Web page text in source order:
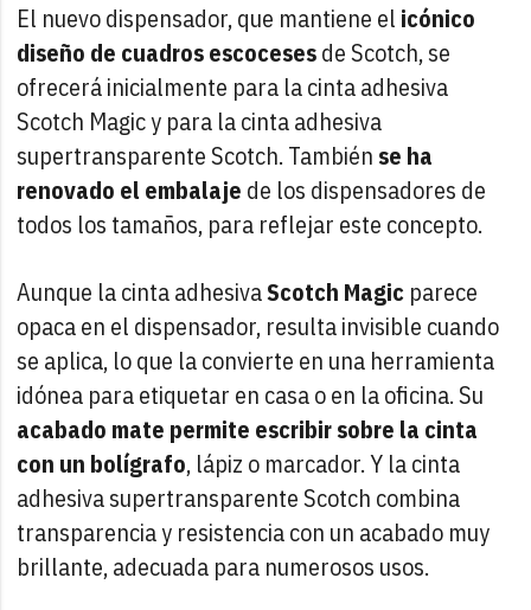
El nuevo dispensador, que mantiene el icónico
diseño de cuadros escocesesde Scotch, se
ofrecerá inicialmente para la cinta adhesiva
Scotch Magic y para la cinta adhesiva
supertransparente Scotch. También se ha
renovado el embalaje de los dispensadores de
todos los tamaños, para reflejar este concepto.
Aunque la cinta adhesivaScotch Magic parece
opaca en el dispensador, resulta invisible cuando
se aplica, lo que la convierte en una herramienta
idónea para etiquetar en casa o en la oficina. Su
acabado mate permite escribir sobre la cinta
con un bolígrafo, lápiz o marcador. Y la cinta
adhesiva supertransparente Scotch combina
transparencia y resistencia con un acabado muy
brillante, adecuada para numerosos usos.